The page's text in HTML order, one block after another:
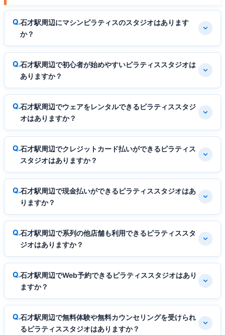
石才駅周辺にマシンピラティスのスタジオはあります
か？
石才駅周辺で初心者が始めやすいピラティススタジオは
ありますか？
石才駅周辺でウェアをレンタルできるピラティススタジ
オはありますか？
石才駅周辺でクレジットカード払いができるピラティス
スタジオはありますか？
石才駅周辺で現金払いができるピラティススタジオはあ
りますか？
石才駅周辺で系列の他店舗も利用できるピラティススタ
ジオはありますか？
石才駅周辺でWeb予約できるピラティススタジオはあり
ますか？
石才駅周辺で無料体験や無料カウンセリングを受けられ
るピラティススタジオはありますか？